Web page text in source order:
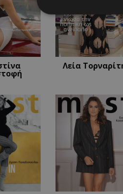
Λεία
Τα απολύτως
PinToTopCookie
__cf_bm
__cf_bm